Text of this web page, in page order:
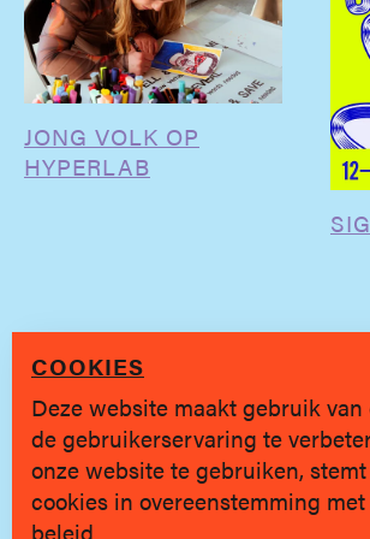
JONG VOLK OP
HYPERLAB
SINDS 2019 *
Privacy policy |
COOKIES
Deze website maakt gebruik van
de gebruikerservaring te
onze website te gebruiken,
cookies in overeenstemming
beleid